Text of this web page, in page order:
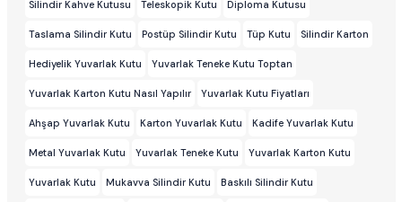
Silindir Kahve Kutusu Teleskopik Kutu Diploma Kutusu
Taslama Silindir Kutu Postüp Silindir Kutu Tüp Kutu Silindir Karton
Hediyelik Yuvarlak Kutu Yuvarlak Teneke Kutu Toptan
Yuvarlak Karton Kutu Nasıl Yapılır Yuvarlak Kutu Fiyatları
Ahşap Yuvarlak Kutu Karton Yuvarlak Kutu Kadife Yuvarlak Kutu
Metal Yuvarlak Kutu Yuvarlak Teneke Kutu Yuvarlak Karton Kutu
Yuvarlak Kutu Mukavva Silindir Kutu Baskılı Silindir Kutu